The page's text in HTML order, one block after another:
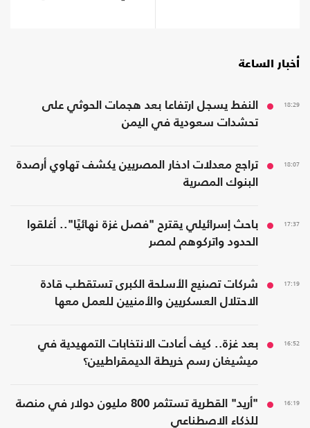
أخبار الساعة
18:29
النفط يسجل ارتفاعا بعد هجمات الحوثي على
تحشدات سعودية في اليمن
18:07
تراجع معدلات ادخار المصريين يكشف تهاوي أرصدة
البنوك المصرية
17:37
باحث إسرائيلي يقترح "فصل غزة نهائيًا".. أغلقوا
الحدود واتركوهم لمصر
17:19
شركات تصنيع الأسلحة الكبرى تستقطب قادة
الاحتلال العسكريين والأمنيين للعمل معها
16:52
بعد غزة.. كيف أعادت الانتخابات التمهيدية في
ميشيغان رسم خريطة الديمقراطيين؟
16:19
"أريد" القطرية تستثمر 800 مليون دولار في منصة
للذكاء الاصطناعي